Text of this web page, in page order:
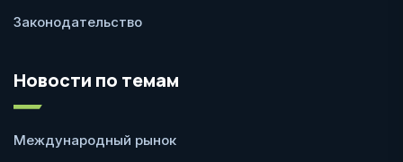
Законодательство
Новости по темам
Международный рынок